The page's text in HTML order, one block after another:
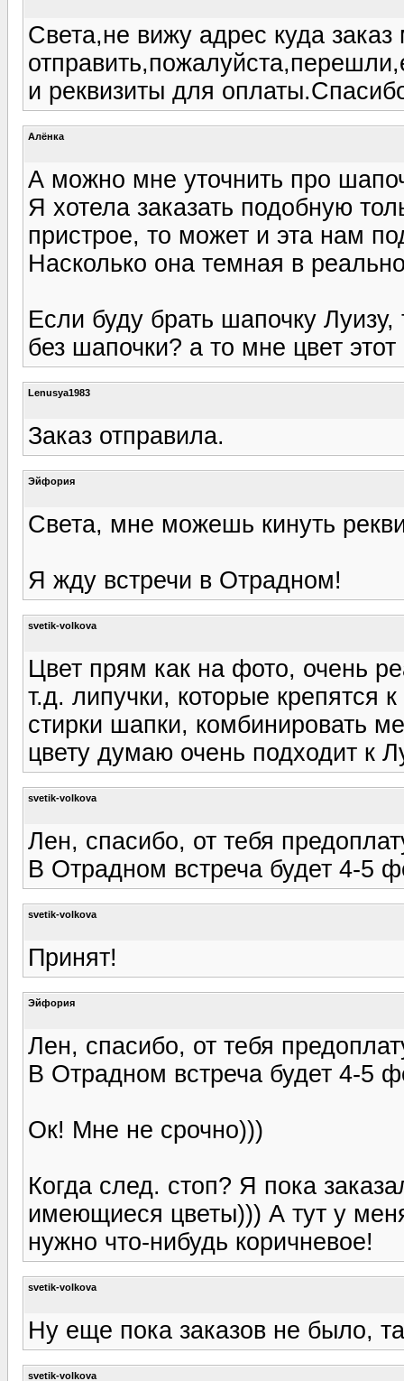
Света,не вижу адрес куда
и реквизиты для
Алёнка
А можно мне уточнить про
Я хотела заказать подобную
пристрое, то может и эта нам
Насколько она темная в
Если буду брать шапочку
без шапочки? а то мне цвет
Lenusya1983
Заказ отправила.
Эйфория
Света, мне можешь кинуть
Я жду встречи в Отрадном!
svetik-volkova
Цвет прям как на фото, очень
т.д. липучки, которые крепятся
стирки шапки, комбинировать
цвету думаю очень подходит к
svetik-volkova
Лен, спасибо, от тебя
В Отрадном встреча будет 4-5
svetik-volkova
Принят!
Эйфория
Лен, спасибо, от тебя
В Отрадном встреча будет 4-5
Ок! Мне не срочно)))
Когда след. стоп? Я пока
имеющиеся цветы))) А тут у
нужно что-нибудь коричневое!
svetik-volkova
Ну еще пока заказов не было,
svetik-volkova